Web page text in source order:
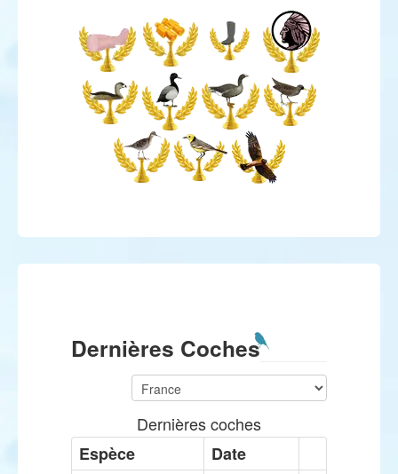
Dernières Coches
Dernières coches
Espèce
Date